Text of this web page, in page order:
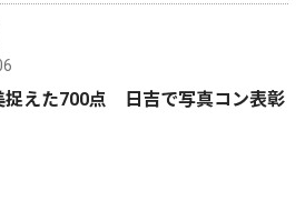
捉えた700点 日吉で写真コン表彰